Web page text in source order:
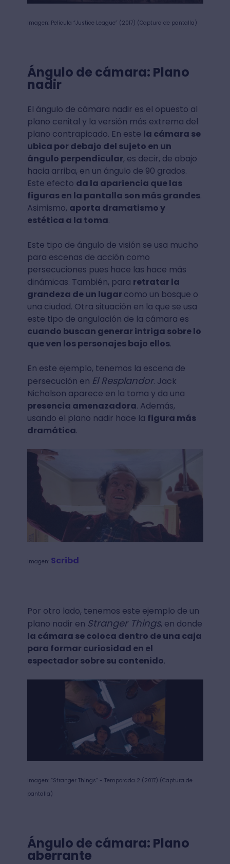
Imagen: Película “Justice League” (2017) (Captura de pantalla)
Ángulo de cámara: Plano
nadir
El ángulo de cámara nadir es el opuesto al
plano cenital y la versión más extrema del
plano contrapicado. En este la cámara se
ubica por debajo del sujeto en un
ángulo perpendicular, es decir, de abajo
hacia arriba, en un ángulo de 90 grados.
Este efecto da la apariencia que las
figuras en la pantalla son más grandes.
Asimismo, aporta dramatismo y
estética a la toma.
Este tipo de ángulo de visión se usa mucho
para escenas de acción como
persecuciones pues hace las hace más
dinámicas. También, para retratar la
grandeza de un lugar como un bosque o
una ciudad. Otra situación en la que se usa
este tipo de angulación de la cámara es
cuando buscan generar intriga sobre lo
que ven los personajes bajo ellos.
En este ejemplo, tenemos la escena de
persecución en El Resplandor. Jack
Nicholson aparece en la toma y da una
presencia amenazadora. Además,
usando el plano nadir hace la figura más
dramática.
Imagen: Scribd
Por otro lado, tenemos este ejemplo de un
plano nadir en Stranger Things, en donde
la cámara se coloca dentro de una caja
para formar curiosidad en el
espectador sobre su contenido.
Imagen: “Stranger Things” - Temporada 2 (2017) (Captura de
pantalla)
Ángulo de cámara: Plano
aberrante